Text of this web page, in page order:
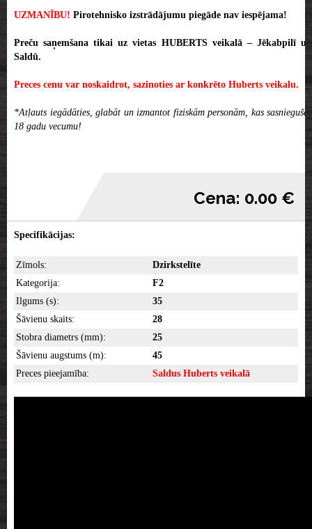
UZMANĪBU! Pirotehnisko izstrādājumu piegāde nav iespējama!
Preču saņemšana tikai uz vietas HUBERTS veikalā – Jēkabpilī un
Saldū.
Preces cenu var noskaidrot, sazinoties ar konkrēto Huberts veikalu.
*Atļauts iegādāties, glabāt un izmantot fiziskām personām, kas sasniegušas
18 gadu vecumu!
Cena: 0.00 €
Specifikācijas:
Zīmols:
Dzirkstelīte
Kategorija:
F2
Ilgums (s):
35
Šāvienu skaits:
28
Stobra diametrs (mm):
25
Šāvienu augstums (m):
45
Preces pieejamība:
Saldus Huberts veikalā